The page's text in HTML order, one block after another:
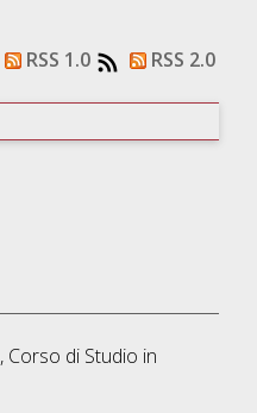
RSS 1.0 RSS 2.0
Corso di Studio in